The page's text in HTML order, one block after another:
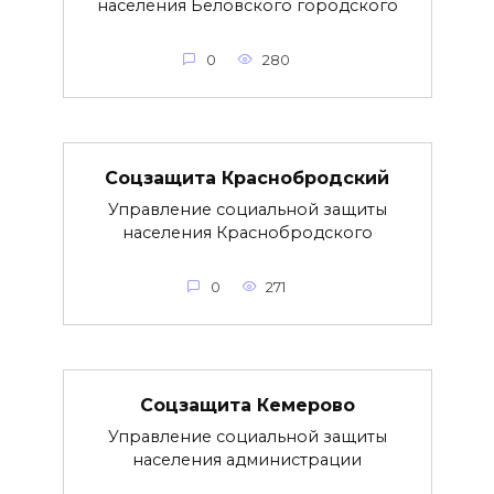
населения Беловского городского
0 280
Соцзащита Краснобродский
Управление социальной защиты
населения Краснобродского
0 271
Соцзащита Кемерово
Управление социальной защиты
населения администрации